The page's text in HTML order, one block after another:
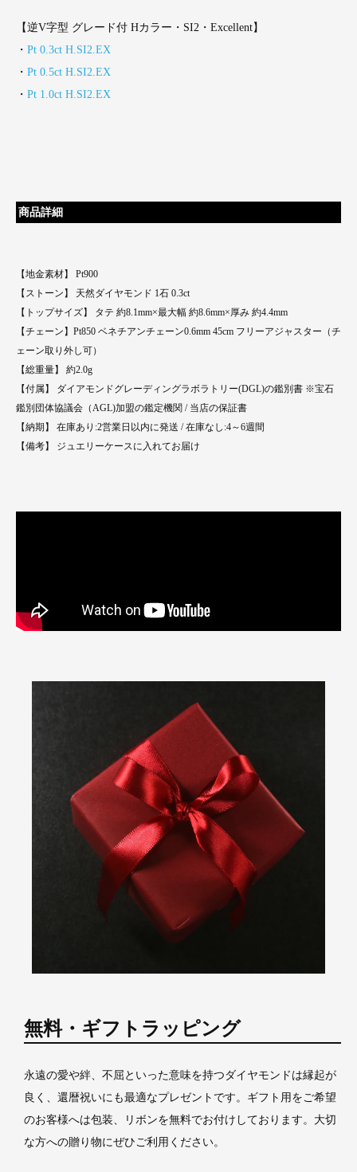
【逆V字型 グレード付 Hカラー・SI2・Excellent】
・ Pt 0.3ct H.SI2.EX
・ Pt 0.5ct H.SI2.EX
・ Pt 1.0ct H.SI2.EX
商品詳細
【地金素材】 Pt900
【ストーン】 天然ダイヤモンド 1石 0.3ct
【トップサイズ】 タテ 約8.1mm×最大幅 約8.6mm×厚み 約4.4mm
【チェーン】Pt850 ベネチアンチェーン0.6mm 45cm フリーアジャスター（チ
ェーン取り外し可）
【総重量】 約2.0g
【付属】 ダイアモンドグレーディングラボラトリー(DGL)の鑑別書 ※宝石
鑑別団体協議会（AGL)加盟の鑑定機関 / 当店の保証書
【納期】 在庫あり:2営業日以内に発送 / 在庫なし:4～6週間
【備考】 ジュエリーケースに入れてお届け
無料・ギフトラッピング
永遠の愛や絆、不屈といった意味を持つダイヤモンドは縁起が
良く、還暦祝いにも最適なプレゼントです。ギフト用をご希望
のお客様へは包装、リボンを無料でお付けしております。大切
な方への贈り物にぜひご利用ください。